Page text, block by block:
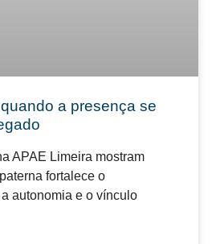
a presença se
APAE Limeira mostram
fortalece o
autonomia e o vínculo